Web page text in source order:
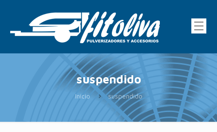
suspendido
Inicio suspendido